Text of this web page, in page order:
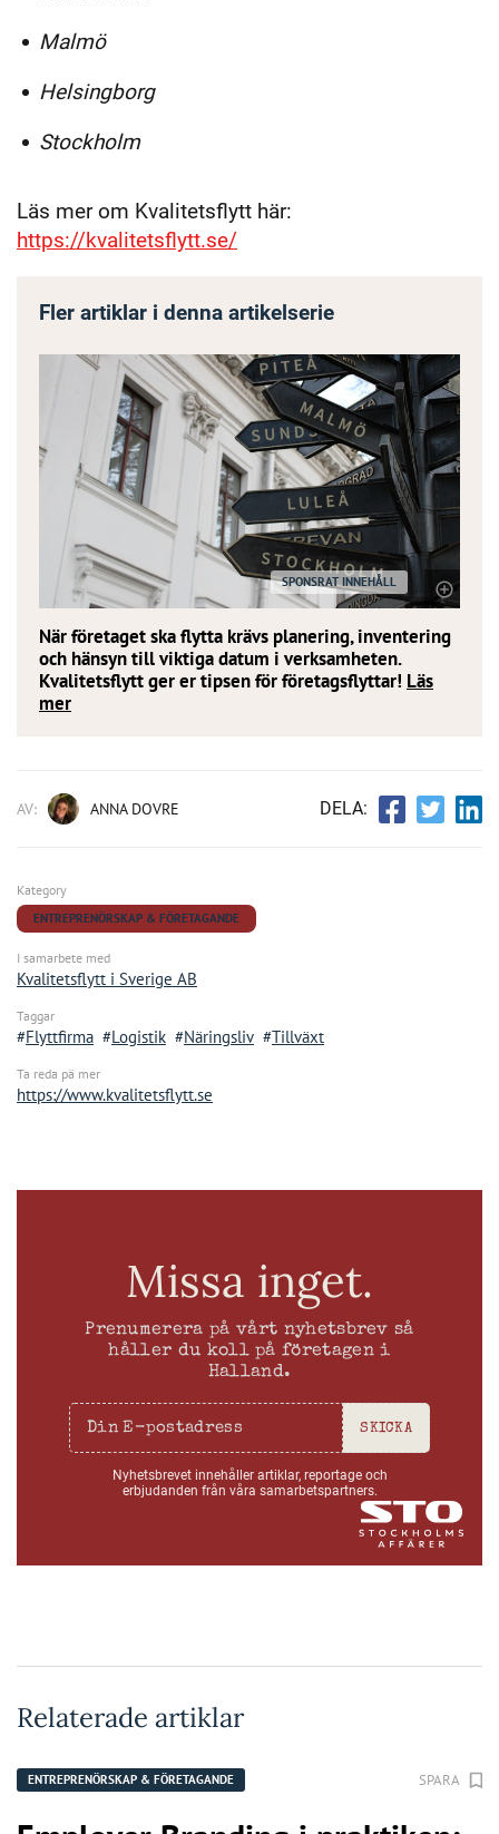
Malmö
Helsingborg
Stockholm
Läs mer om Kvalitetsflytt här:
https://kvalitetsflytt.se/
Fler artiklar i denna artikelserie
SPONSRAT INNEHÅLL
När företaget ska flytta krävs planering, inventering
och hänsyn till viktiga datum i verksamheten.
Kvalitetsflytt ger er tipsen för företagsflyttar! Läs
mer
AV: ANNA DOVRE DELA:
Kategory
ENTREPRENÖRSKAP & FÖRETAGANDE
I samarbete med
Kvalitetsflytt i Sverige AB
Taggar
Flyttfirma Logistik Näringsliv Tillväxt
Ta reda pä mer
https://www.kvalitetsflytt.se
Missa inget.
Prenumerera på vårt nyhetsbrev så
håller du koll på företagen i
Halland.
SKICKA
Nyhetsbrevet innehåller artiklar, reportage och
erbjudanden från våra samarbetspartners.
Relaterade artiklar
ENTREPRENÖRSKAP & FÖRETAGANDE SPARA